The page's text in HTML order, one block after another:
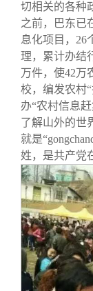
切相关的各种
之前，巴东已
息化项目，26
理，累计办结
万件，使42万
校，编发农村
办“农村信息
了解山外的世
就是
姓，是共产党